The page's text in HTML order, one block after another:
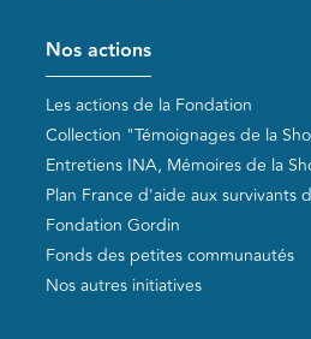
Pied de page
Nos actions
Les actions de la Fondation
Collection "Témoignages de la
Entretiens INA, Mémoires de la
Plan France d'aide aux survivants
Fondation Gordin
Fonds des petites communautés
Nos autres initiatives